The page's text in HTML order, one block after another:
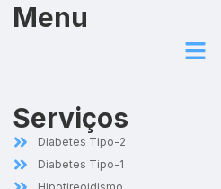
Menu
Serviços
Diabetes Tipo-2
Diabetes Tipo-1